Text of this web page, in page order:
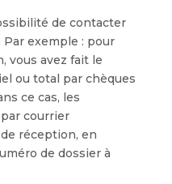
de contacter
exemple : pour
vous avez fait le
ou total par chèques
ce cas, les
courrier
réception, en
de dossier à